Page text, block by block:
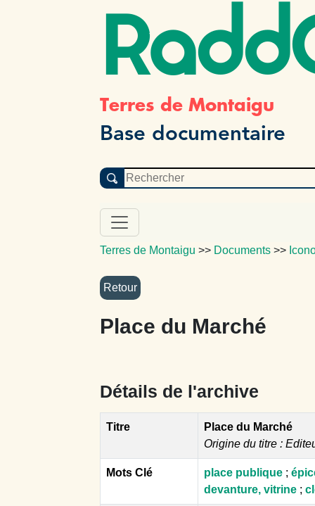
Terres de Montaigu
Base documentaire
Terres de Montaigu >> Documents >>
Place du Marché
Détails de l'archive
Titre
Place du Marché
Origine du titre :
Mots Clé place publique ;
devanture, vitrine ;